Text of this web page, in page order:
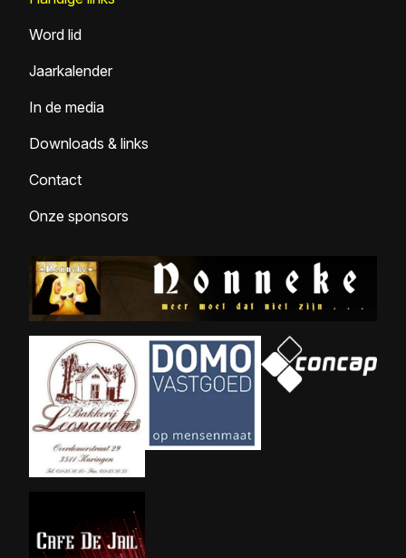
Word lid
Jaarkalender
In de media
Downloads & links
Contact
Onze sponsors